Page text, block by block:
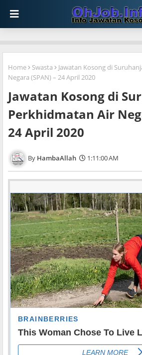
Home Swasta
Jawatan Kosong di
Negara (SPAN) – 24 April 2020
Jawatan Kosong di
Perkhidmatan Air
24 April 2020
HambaAllah 1:11:00 AM